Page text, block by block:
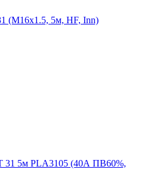
(М16х1.5, 5м, HF, Inn)
31 5м PLA3105 (40А ПВ60%,